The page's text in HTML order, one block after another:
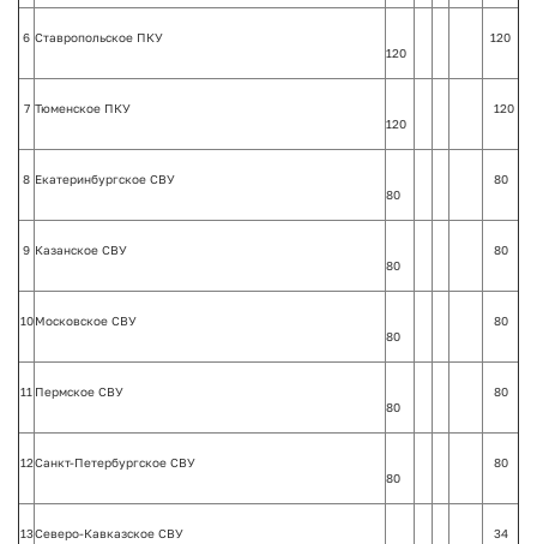
6 Ставропольское ПКУ
120
120
7 Тюменское ПКУ
120
120
8 Екатеринбургское СВУ
80
80
9 Казанское СВУ
80
80
10 Московское СВУ
80
80
11 Пермское СВУ
80
80
12Санкт-Петербургское СВУ
80
80
13Северо-Кавказское СВУ
34